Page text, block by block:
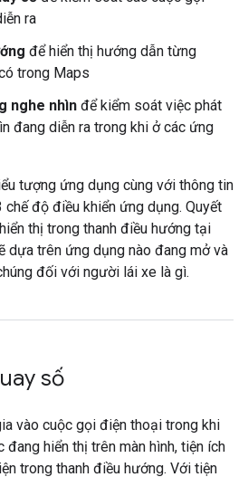
ra
để hiển thị hướng dẫn từng
trong Maps
nghe nhìn để kiểm soát việc phát
đang diễn ra trong khi ở các ứng
tượng ứng dụng cùng với thông tin
độ điều khiển ứng dụng. Quyết
thị trong thanh điều hướng tại
dựa trên ứng dụng nào đang mở và
đối với người lái xe là gì.
số
vào cuộc gọi điện thoại trong khi
hiển thị trên màn hình, tiện ích
trong thanh điều hướng. Với tiện